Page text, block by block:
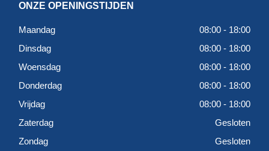
ONZE OPENINGSTIJDEN
Maandag
08:00 - 18:00
Dinsdag
08:00 - 18:00
Woensdag
08:00 - 18:00
Donderdag
08:00 - 18:00
Vrijdag
08:00 - 18:00
Zaterdag
Gesloten
Zondag
Gesloten